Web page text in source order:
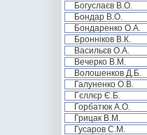
Богуслаєв В.О.
Бондар В.О.
Бондаренко О.А.
Бронніков В.К.
Васильєв О.А.
Вечерко В.М.
Волошенков Д.Б.
Галуненко О.В.
Гєллєр Є.Б.
Горбатюк А.О.
Грицак В.М.
Гусаров С.М.